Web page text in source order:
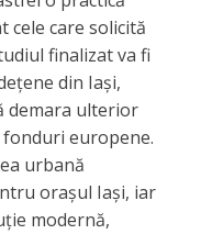
cele care solicită
finalizat va fi
din Iași,
demara ulterior
europene.
urbană
orașul Iași, iar
modernă,